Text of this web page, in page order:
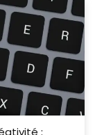
: